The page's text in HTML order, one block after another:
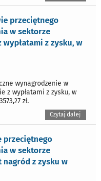
przeciętnego
w sektorze
z zysku, w
wynagrodzenie w
z wypłatami z zysku, w
zł.
Czytaj dalej
przeciętnego
w sektorze
nagród z zysku w